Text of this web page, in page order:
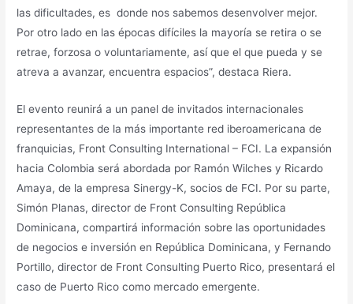
las dificultades, es donde nos sabemos desenvolver mejor.
Por otro lado en las épocas difíciles la mayoría se retira o se
retrae, forzosa o voluntariamente, así que el que pueda y se
atreva a avanzar, encuentra espacios”, destaca Riera.
El evento reunirá a un panel de invitados internacionales
representantes de la más importante red iberoamericana de
franquicias, Front Consulting International – FCI. La expansión
hacia Colombia será abordada por Ramón Wilches y Ricardo
Amaya, de la empresa Sinergy-K, socios de FCI. Por su parte,
Simón Planas, director de Front Consulting República
Dominicana, compartirá información sobre las oportunidades
de negocios e inversión en República Dominicana, y Fernando
Portillo, director de Front Consulting Puerto Rico, presentará el
caso de Puerto Rico como mercado emergente.